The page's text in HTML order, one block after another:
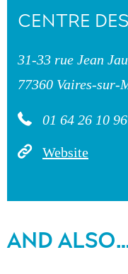
CENTRE
31-33 rue Jean
77360 Vaires-sur-
01 64 26 10 96
Website
AND